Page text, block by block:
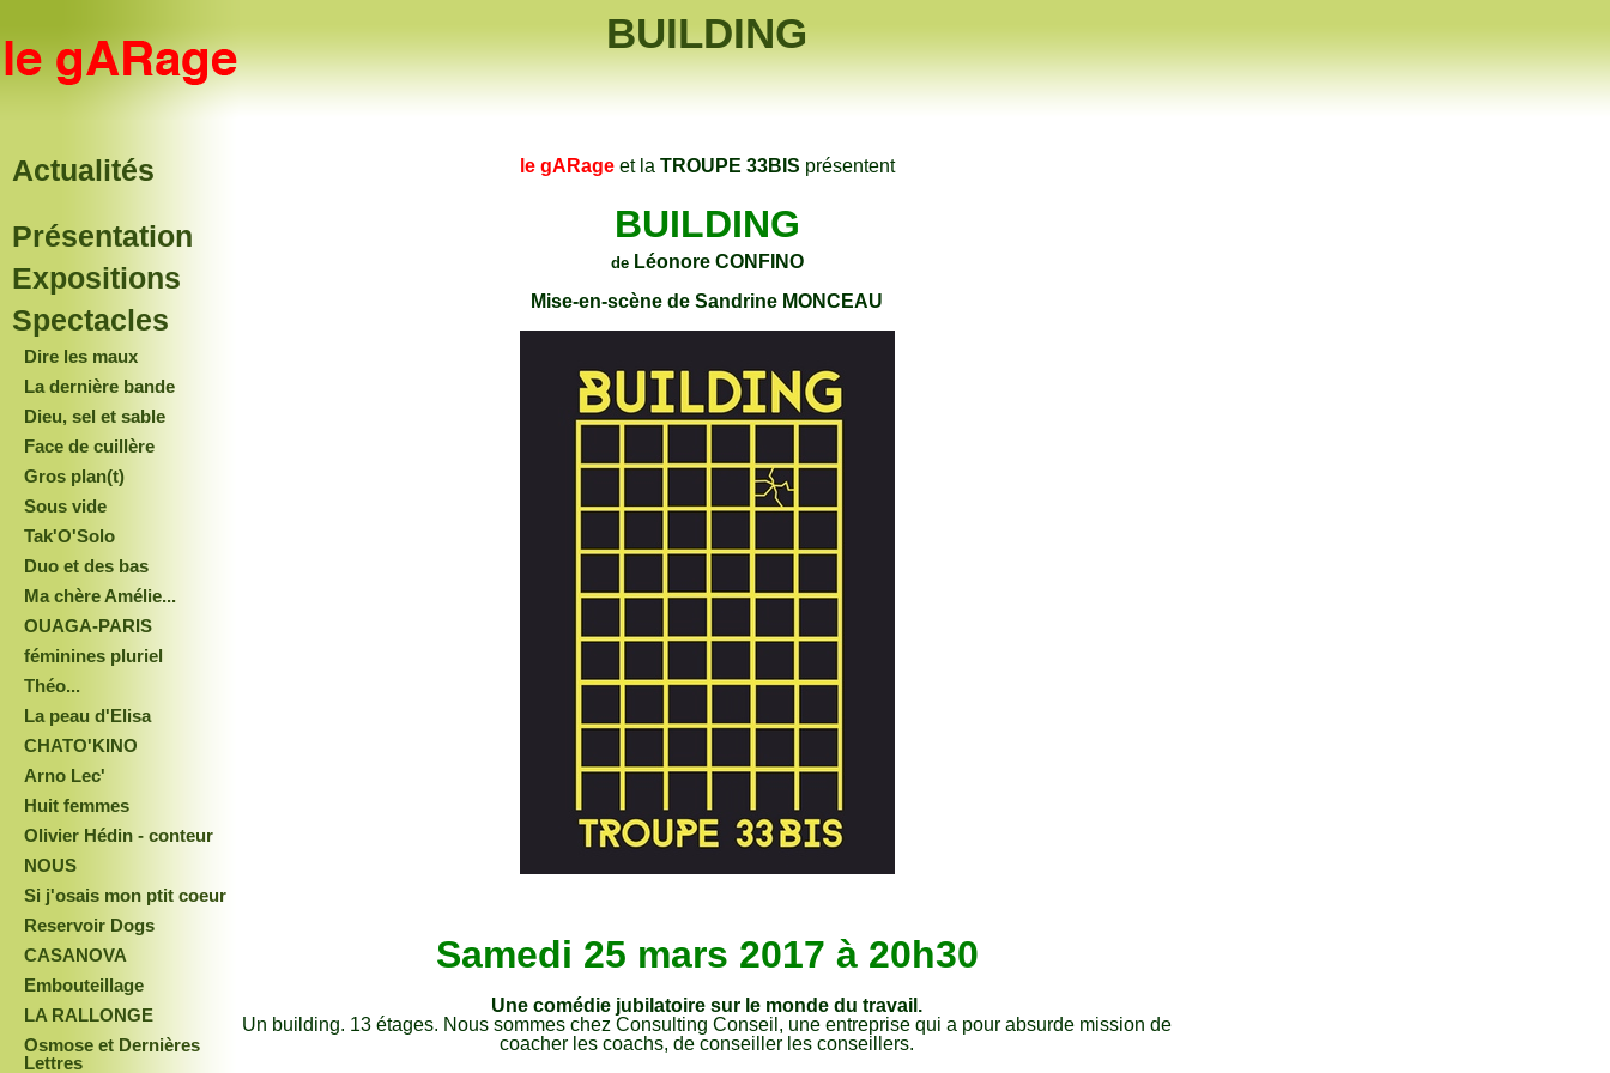
BUILDING
Actualités
Présentation
Expositions
Spectacles
Dire les maux
La dernière bande
Dieu, sel et sable
Face de cuillère
Gros plan(t)
Sous vide
Tak'O'Solo
Duo et des bas
Ma chère Amélie...
OUAGA-PARIS
féminines pluriel
Théo...
La peau d'Elisa
CHATO'KINO
Arno Lec'
Huit femmes
Olivier Hédin - conteur
NOUS
Si j'osais mon ptit coeur
Reservoir Dogs
CASANOVA
Embouteillage
LA RALLONGE
Osmose et Dernières
Lettres
le gARageet la TROUPE 33BIS présentent
BUILDING
de Léonore CONFINO
Mise-en-scène de Sandrine MONCEAU
Samedi 25 mars 2017 à 20h30
Une comédie jubilatoire sur le monde du travail.
Un building. 13 étages. Nous sommes chez Consulting Conseil, une entreprise qui a pour absurde mission de
coacher les coachs, de conseiller les conseillers.